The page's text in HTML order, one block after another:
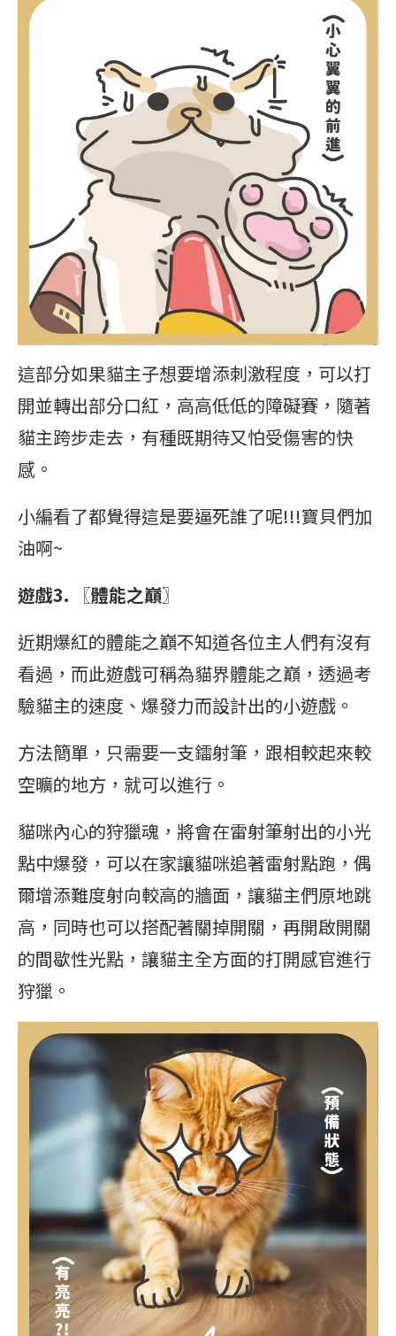
這部分如果貓主子想要增添刺激程度，可以打
開並轉出部分口紅，高高低低的障礙賽，隨著
貓主跨步走去，有種既期待又怕受傷害的快
感。
小編看了都覺得這是要逼死誰了呢!!!寶貝們加
油啊~
遊戲3. 〖體能之巔〗
近期爆紅的體能之巔不知道各位主人們有沒有
看過，而此遊戲可稱為貓界體能之巔，透過考
驗貓主的速度、爆發力而設計出的小遊戲。
方法簡單，只需要一支鐳射筆，跟相較起來較
空曠的地方，就可以進行。
貓咪內心的狩獵魂，將會在雷射筆射出的小光
點中爆發，可以在家讓貓咪追著雷射點跑，偶
爾增添難度射向較高的牆面，讓貓主們原地跳
高，同時也可以搭配著關掉開關，再開啟開關
的間歇性光點，讓貓主全方面的打開感官進行
狩獵。